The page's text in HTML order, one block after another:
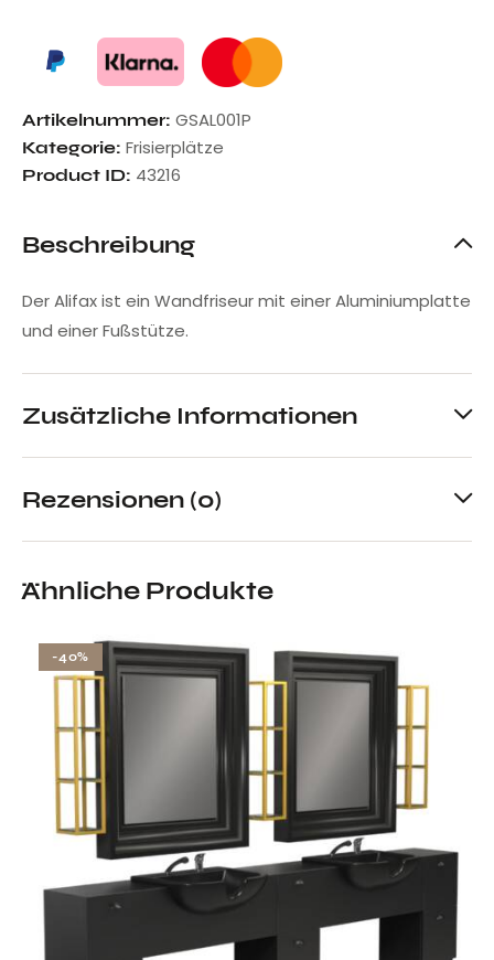
Artikelnummer: GSAL001P
Kategorie: Frisierplätze
Product ID: 43216
Beschreibung
Der Alifax ist ein Wandfriseur mit einer Aluminiumplatte
und einer Fußstütze.
Zusätzliche Informationen
Rezensionen (0)
Ähnliche Produkte
-40%